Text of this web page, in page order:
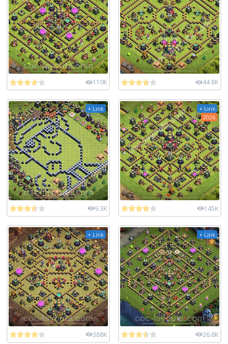
110K 44.8K
+ Link
9.3K
+ Link
2026
145K
+ Link
388K
+ Link
26.6K